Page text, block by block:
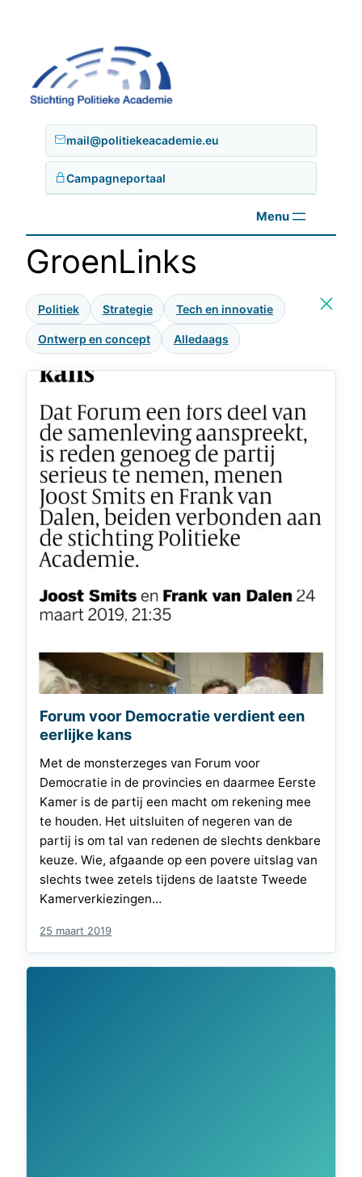
inhoud
mail@politiekeacademie.eu
Campagneportaal
GroenLinks
Politiek Strategie Tech en innovatie
Ontwerp en concept Alledaags
Forum voor Democratie verdient een
eerlijke kans
Met de monsterzeges van Forum voor
Democratie in de provincies en daarmee Eerste
Kamer is de partij een macht om rekening mee
te houden. Het uitsluiten of negeren van de
partij is om tal van redenen de slechts denkbare
keuze. Wie, afgaande op een povere uitslag van
slechts twee zetels tijdens de laatste Tweede
Kamerverkiezingen…
25 maart 2019